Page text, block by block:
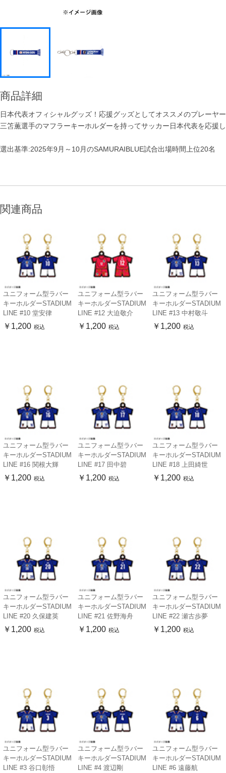
商品詳細
日本代表オフィシャルグッズ！応援グッズとしてオススメのプレーヤ
三笘薫選手のマフラーキーホルダーを持ってサッカー日本代表を応援
選出基準:2025年9月～10月のSAMURAIBLUE試合出場時間上位20名
関連商品
ユニフォーム型ラバー
キーホルダーSTADIUM
LINE #10 堂安律
￥1,200 税込
ユニフォーム型ラバー
キーホルダーSTADIUM
LINE #12 大迫敬介
￥1,200 税込
ユニフォーム型ラバー
キーホルダーSTADIUM
LINE #13 中村敬斗
￥1,200 税込
ユニフォーム型ラバー
キーホルダーSTADIUM
LINE #16 関根大輝
￥1,200 税込
ユニフォーム型ラバー
キーホルダーSTADIUM
LINE #17 田中碧
￥1,200 税込
ユニフォーム型ラバー
キーホルダーSTADIUM
LINE #18 上田綺世
￥1,200 税込
ユニフォーム型ラバー
キーホルダーSTADIUM
LINE #20 久保建英
￥1,200 税込
ユニフォーム型ラバー
キーホルダーSTADIUM
LINE #21 佐野海舟
￥1,200 税込
ユニフォーム型ラバー
キーホルダーSTADIUM
LINE #22 瀬古歩夢
￥1,200 税込
ユニフォーム型ラバー
キーホルダーSTADIUM
LINE #3 谷口彰悟
ユニフォーム型ラバー
キーホルダーSTADIUM
LINE #4 渡辺剛
ユニフォーム型ラバー
キーホルダーSTADIUM
LINE #6 遠藤航